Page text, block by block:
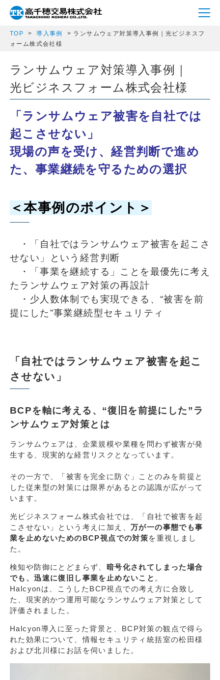
TOP 導入事例
ランサムウェア対策導入事例｜光ビジネスフ
ォーム株式会社様
ランサムウェア対策導入事例｜
光ビジネスフォーム株式会社様
「ランサムウェア被害を自社では
起こさせない」
現場の声を受け、経営判断で進め
た、事業継続を守るための選択
＜本事例のポイント＞
・「自社ではランサムウェア被害を起こさ
せない」という経営判断
・「事業を継続する」ことを最優先に考え
たランサムウェア対策の再設計
・少人数体制でも実現できる、“被害を前
提にした”事業継続型セキュリティ
「自社ではランサムウェア被害を起こ
させない」
BCPを軸に考える、“復旧を前提にした”ラ
ンサムウェア対策とは
ランサムウェアは、企業規模や業種を問わず被害が発
生する、現実的な経営リスクとなっています。
その一方で、「被害を完全に防ぐ」ことのみを前提と
した従来型の対策には限界があるとの認識が広がって
います。
光ビジネスフォーム株式会社では、「自社で被害を起
こさせない」という考えに加え、 万が一の事態でも事
業を止めないためのBCP視点での対策を重視しまし
た。
検知や防御にとどまらず、 暗号化されてしまった場合
でも、迅速に復旧し事業を止めないこと 。
Halcyonは、こうしたBCP視点での考え方に合致し
た、現実的かつ運用可能なランサムウェア対策として
評価されました。
Halcyon導入に至った背景と、BCP対策の観点で得ら
れた効果について、情報セキュリティ統括室の松田様
および北川様にお話を伺いました。